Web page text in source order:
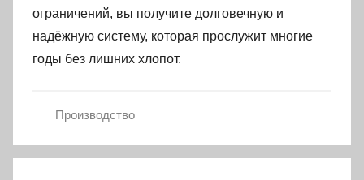
ограничений, вы получите долговечную и
надёжную систему, которая прослужит многие
годы без лишних хлопот.
Производство